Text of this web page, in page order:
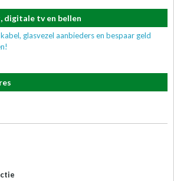
digitale tv en bellen
glasvezel aanbieders en bespaar geld